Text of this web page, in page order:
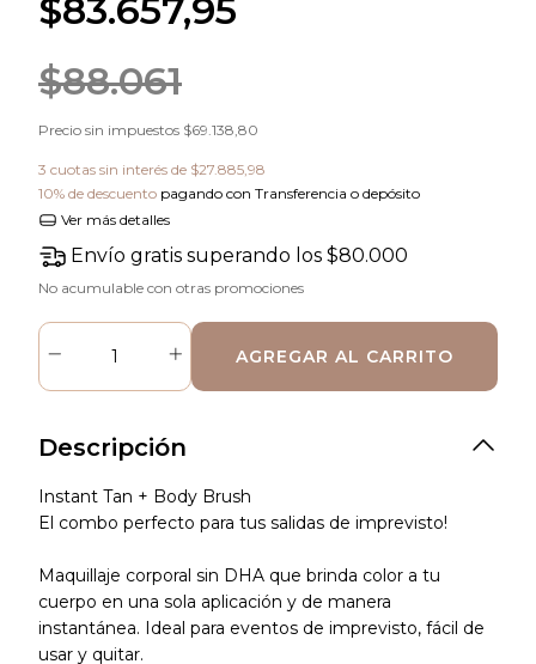
$83.657,95
$88.061
Precio sin impuestos $69.138,80
3 cuotas sin interés de $27.885,98
10% de descuento pagando con Transferencia o depósito
Ver más detalles
Envío gratis superando los $80.000
No acumulable con otras promociones
Descripción
Instant Tan + Body Brush
El combo perfecto para tus salidas de imprevisto!
Maquillaje corporal sin DHA que brinda color a tu
cuerpo en una sola aplicación y de manera
instantánea.
Ideal para eventos de imprevisto, fácil de
usar y quitar.